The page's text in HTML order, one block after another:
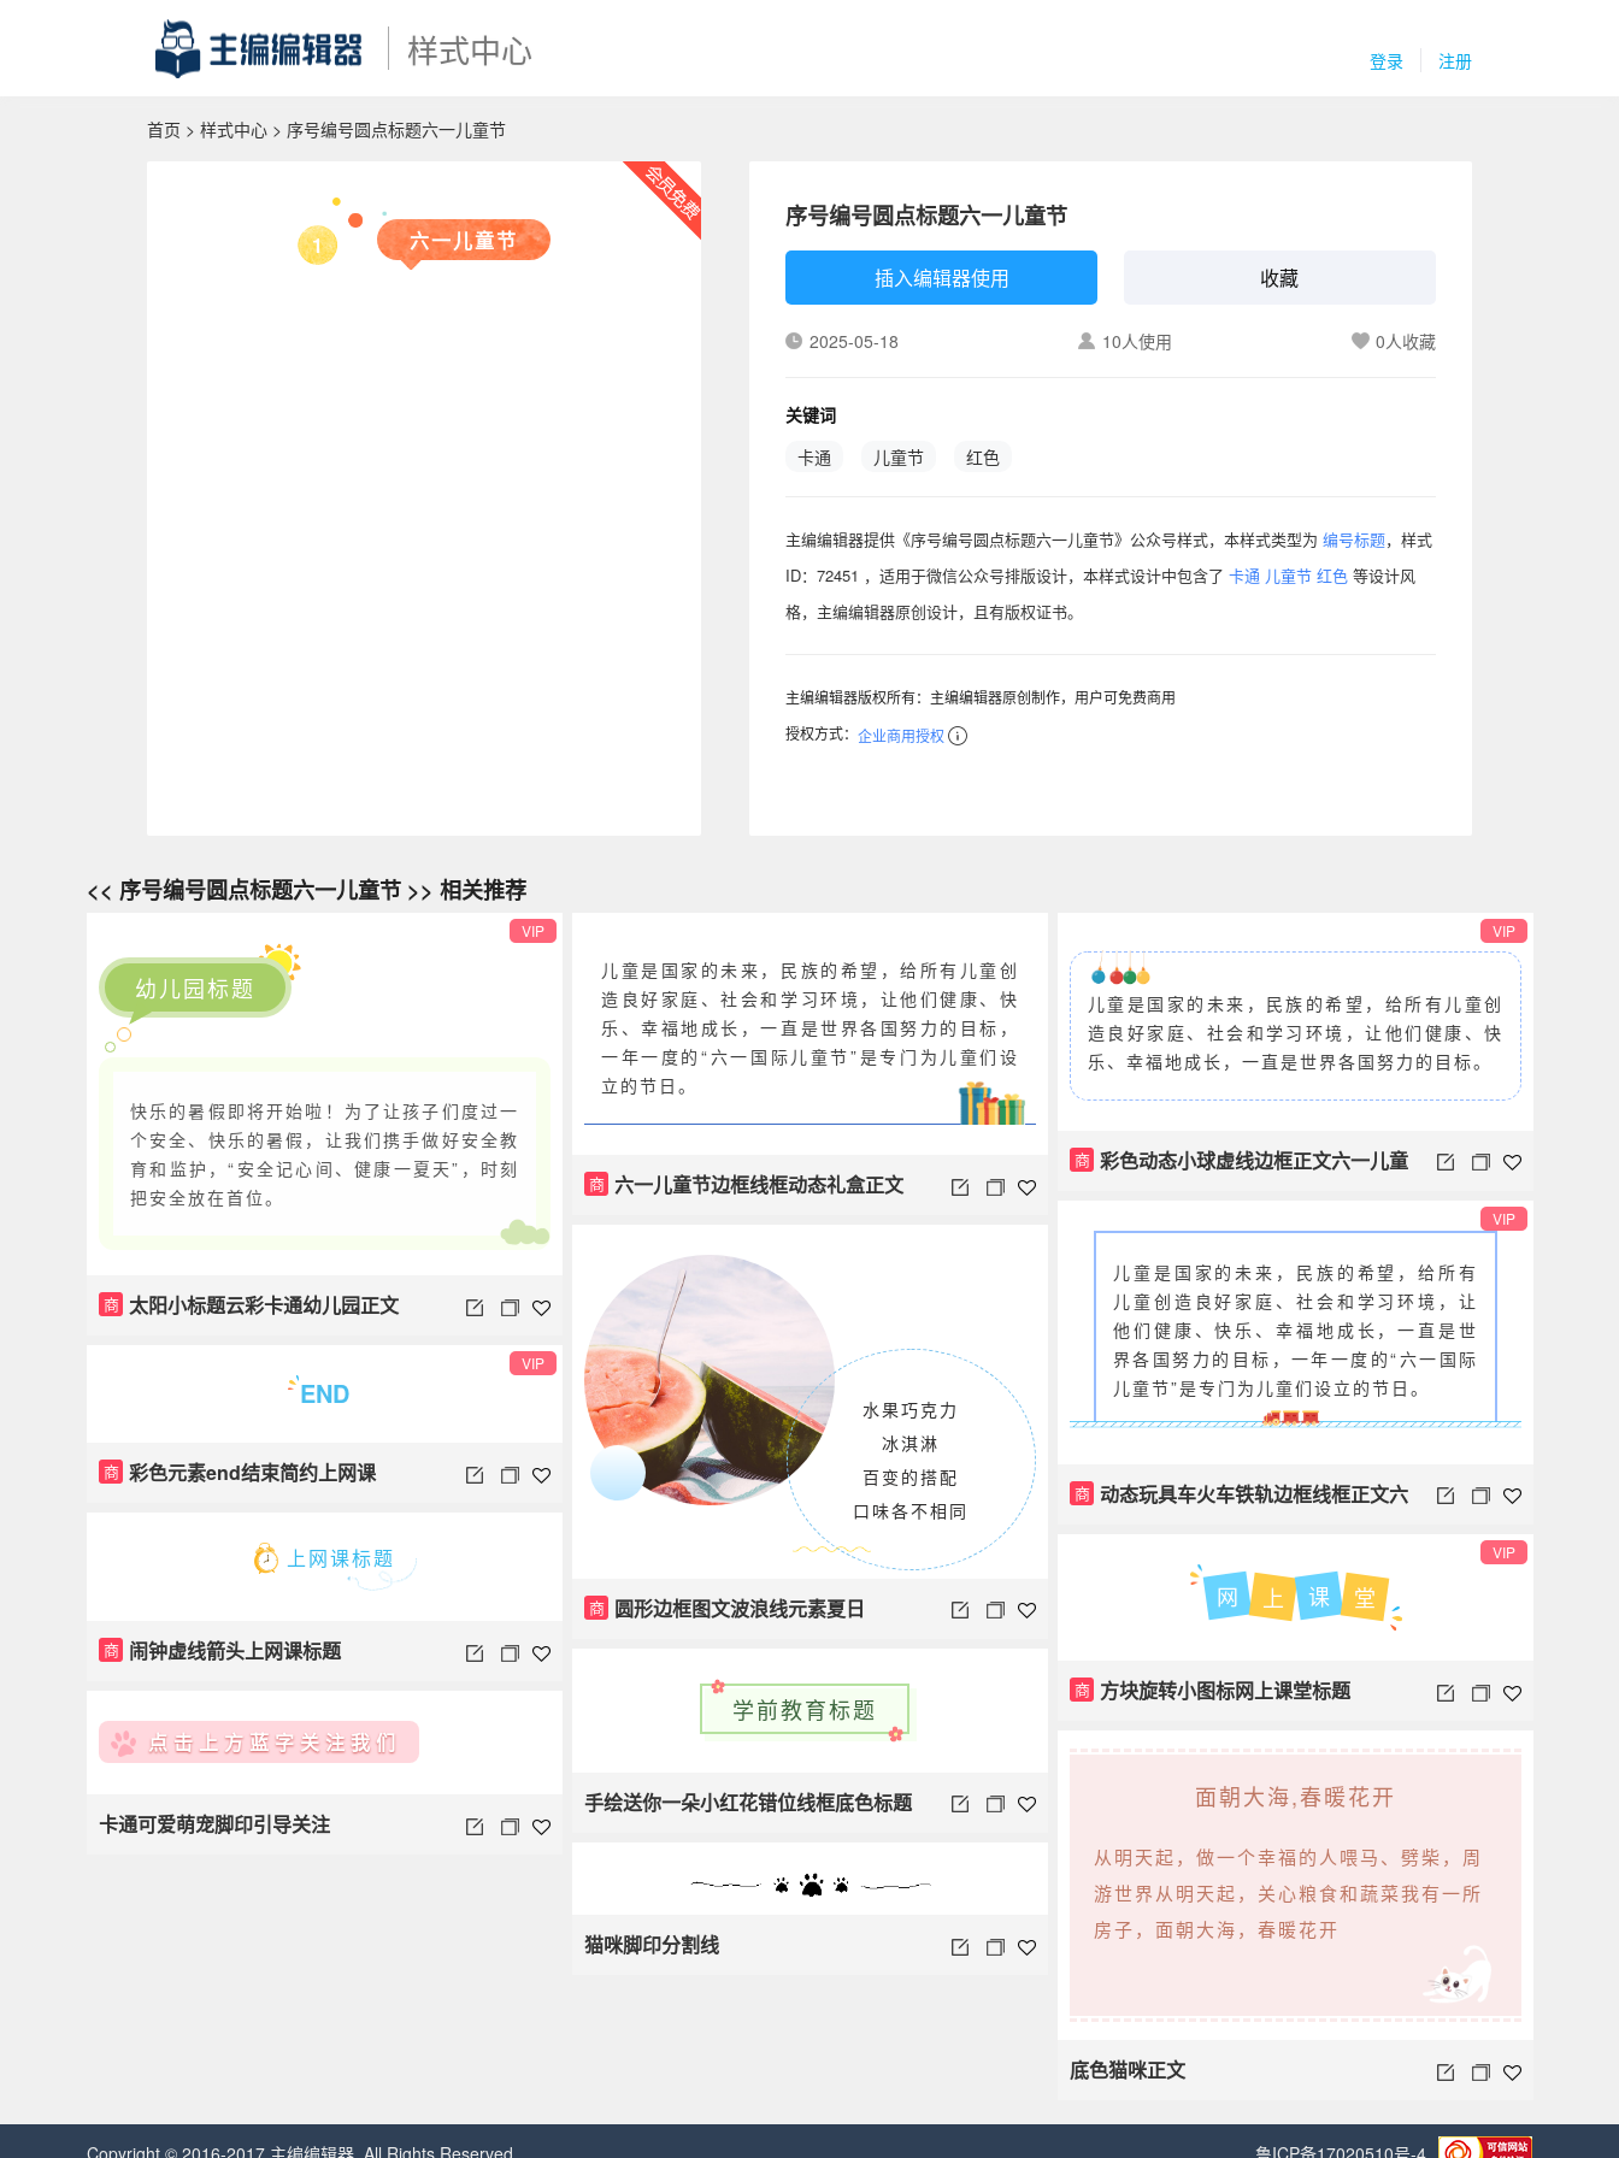
样式中心 登录 注册
首页 > 样式中心 > 序号编号圆点标题六一儿童节
1 六一儿童节
序号编号圆点标题六一儿童节
插入编辑器使用 收藏
2025-05-18 10人使用 0人收藏
关键词
卡通
儿童节 红色
主编编辑器提供《序号编号圆点标题六一儿童节》公众号样式，本样式类型为 编号标题，样式
ID：72451 ，适用于微信公众号排版设计，本样式设计中包含了 卡通 儿童节 红色 等设计风
格，主编编辑器原创设计，且有版权证书。
主编编辑器版权所有：主编编辑器原创制作，用户可免费商用
授权方式： 企业商用授权
<< 序号编号圆点标题六一儿童节 >> 相关推荐
幼儿园标题
快乐的暑假即将开始啦！为了让孩子们度过一
个安全、快乐的暑假，让我们携手做好安全教
育和监护，“安全记心间、健康一夏天”，时刻
把安全放在首位。
商 太阳小标题云彩卡通幼儿园正文
VIP
儿童是国家的未来，民族的希望，给所有儿童创
造良好家庭、社会和学习环境，让他们健康、快
乐、幸福地成长，一直是世界各国努力的目标，
一年一度的“六一国际儿童节”是专门为儿童们设
立的节日。
商 六一儿童节边框线框动态礼盒正文
儿童是国家的未来，民族的希望，给所有儿童创
造良好家庭、社会和学习环境，让他们健康、快
乐、幸福地成长，一直是世界各国努力的目标。
商 彩色动态小球虚线边框正文六一儿童
VIP
儿童是国家的未来，民族的希望，给所有
儿童创造良好家庭、社会和学习环境，让
他们健康、快乐、幸福地成长，一直是世
界各国努力的目标，一年一度的“六一国际
儿童节”是专门为儿童们设立的节日。
商 动态玩具车火车铁轨边框线框正文六
VIP
水果巧克力
冰淇淋
百变的搭配
口味各不相同
商 圆形边框图文波浪线元素夏日
END
商 彩色元素end结束简约上网课
VIP
上网课标题
商 闹钟虚线箭头上网课标题
网 上 课 堂
商 方块旋转小图标网上课堂标题
VIP
学前教育标题
手绘送你一朵小红花错位线框底色标题
点击上方蓝字关注我们
卡通可爱萌宠脚印引导关注
面朝大海,春暖花开
从明天起，做一个幸福的人喂马、劈柴，周
游世界从明天起，关心粮食和蔬菜我有一所
房子，面朝大海，春暖花开
底色猫咪正文
猫咪脚印分割线
Copyright © 2016-2017 主编编辑器. All Rights Reserved. 鲁ICP备17020510号-4